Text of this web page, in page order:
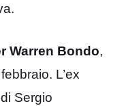
Warren Bondo,
L’ex
Sergio